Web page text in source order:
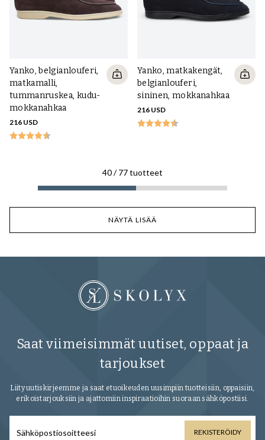
Yanko, belgianlouferi,
matkamalli,
tummanruskea, kudu-
mokkanahkaa
216 USD
Yanko, matkakengät,
belgianlouferi,
sininen, mokkanahkaa
216 USD
40/77tuotteet
NÄYTÄ LISÄÄ
Saat viimeisimmät uutiset, oppaat ja
tarjoukset
Liity uutiskirjeemme ja saat etuoikeuden uusimpiin tuotteisiin, oppaisiin,
erikoistarjouksiin ja ajattomiin inspiraatioihin suoraan sähköpostiisi.
REKISTERÖIDY